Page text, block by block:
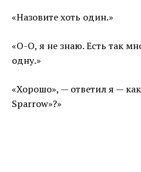
«Назовите хоть один.»
«О-О, я не знаю. Есть так
одну.»
«Хорошо», — ответил я —
Sparrow»?»